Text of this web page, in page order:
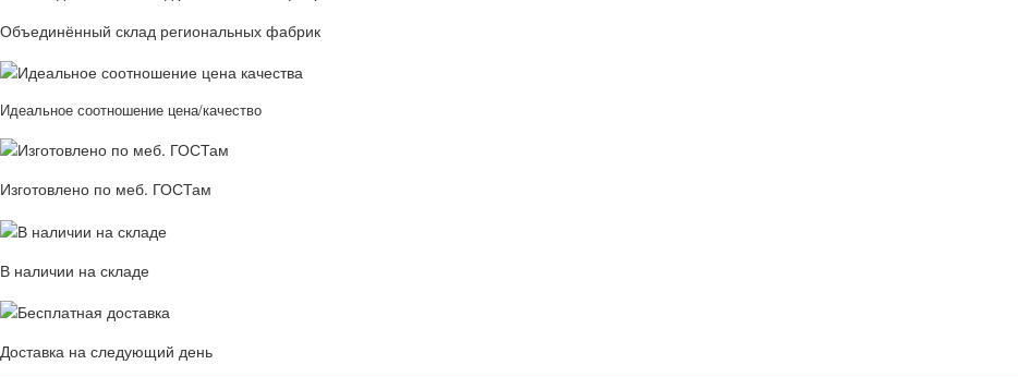
Объединённый склад региональных фабрик
Идеальное соотношение цена/качество
Изготовлено по меб. ГОСТам
В наличии на складе
Доставка на следующий день